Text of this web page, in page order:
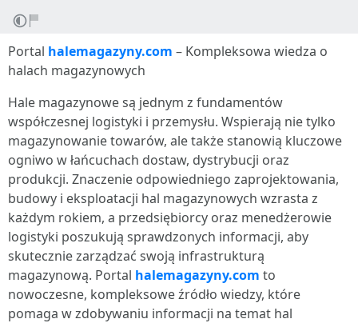
Portal halemagazyny.com – Kompleksowa wiedza o
halach magazynowych
Hale magazynowe są jednym z fundamentów
współczesnej logistyki i przemysłu. Wspierają nie tylko
magazynowanie towarów, ale także stanowią kluczowe
ogniwo w łańcuchach dostaw, dystrybucji oraz
produkcji. Znaczenie odpowiedniego zaprojektowania,
budowy i eksploatacji hal magazynowych wzrasta z
każdym rokiem, a przedsiębiorcy oraz menedżerowie
logistyki poszukują sprawdzonych informacji, aby
skutecznie zarządzać swoją infrastrukturą
magazynową. Portal halemagazyny.com to
nowoczesne, kompleksowe źródło wiedzy, które
pomaga w zdobywaniu informacji na temat hal